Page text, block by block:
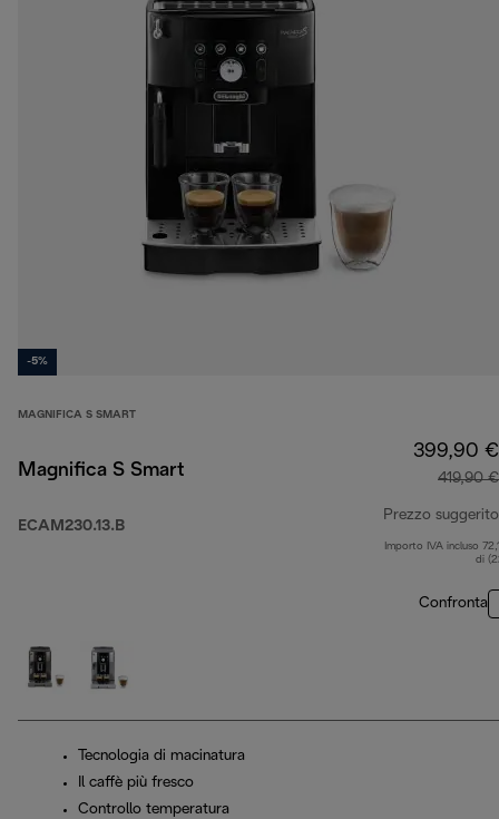
-5%
MAGNIFICA S SMART
Magnifica S Smart
ECAM230.13.B
399,90 €
419,90 €
Prezzo suggerito
Importo IVA incluso
di
Confronta
Tecnologia di macinatura
Il caffè più fresco
Controllo temperatura